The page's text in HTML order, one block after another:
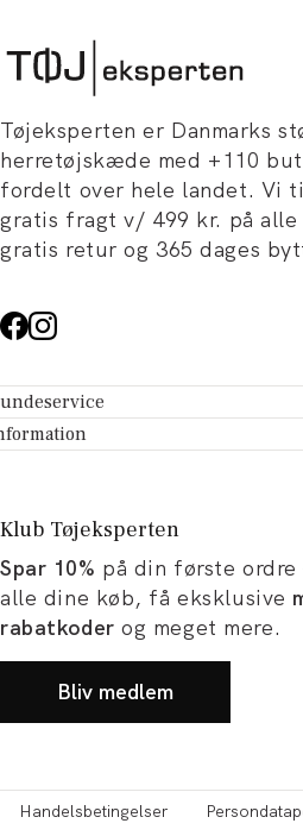
Tøjeksperten er Danmarks
herretøjskæde med +110
fordelt over hele landet. Vi
gratis fragt v/ 499 kr. på alle
gratis retur og 365 dages
- Hjælpecenter
dit køb
Tøjeksperten
og artikler
og karriere
Klub Tøjeksperten
Spar 10% på din første
alle dine køb, få eksklusive
rabatkoder og meget mere.
Bliv medlem
Handelsbetingelser